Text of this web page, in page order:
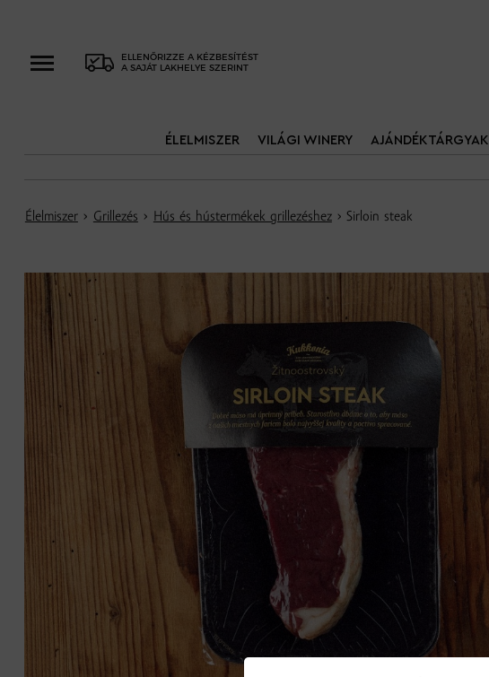
ELLENŐRIZZE A KÉZBESÍTÉST
A SAJÁT LAKHELYE SZERINT
ÉLELMISZER VILÁGI WINERY AJÁNDÉKTÁRGYAK
Élelmiszer › Grillezés › Hús és hústermékek grillezéshez › Sirloin steak